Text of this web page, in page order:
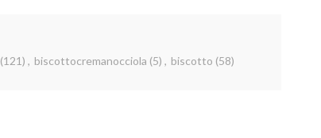
(121) , biscottocremanocciola (5) , biscotto (58)